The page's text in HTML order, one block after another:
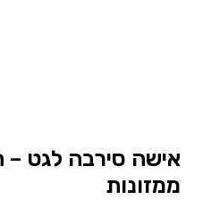
אישה סירבה לגט –
ממזונות